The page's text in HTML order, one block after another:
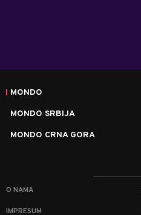
MONDO
MONDO SRBIJA
MONDO CRNA GORA
O NAMA
IMPRESUM